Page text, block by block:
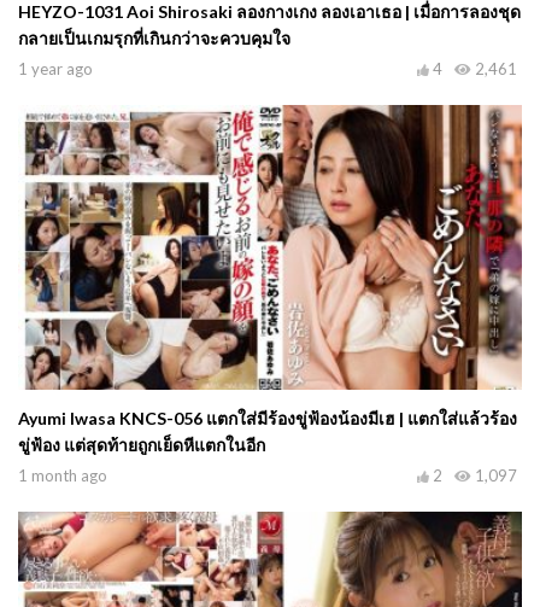
HEYZO-1031 Aoi Shirosaki ลองกางเกง ลองเอาเธอ | เมื่อการลองชุด
กลายเป็นเกมรุกที่เกินกว่าจะควบคุมใจ
1 year ago 2,461
4
Ayumi Iwasa KNCS-056 แตกใส่มีร้องขู่ฟ้องน้องมีเฮ | แตกใส่แล้วร้อง
ขู่ฟ้อง แต่สุดท้ายถูกเย็ดหีแตกในอีก
1 month ago 1,097
2